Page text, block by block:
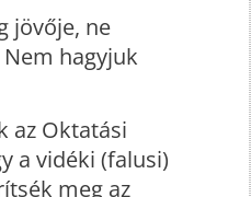
jövője, ne
hagyjuk
az Oktatási
a vidéki (falusi)
meg az